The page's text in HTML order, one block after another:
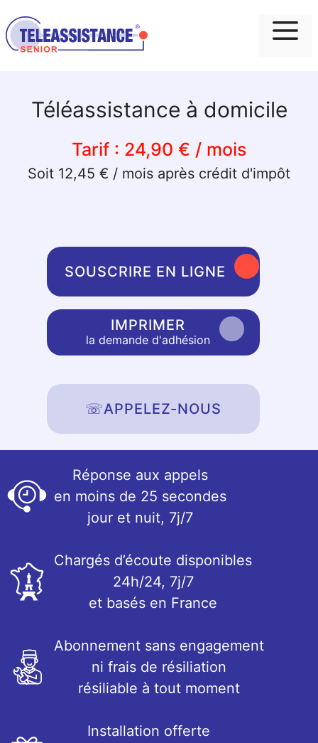
Téléassistance à domicile
Tarif : 24,90 € / mois
Soit 12,45 € / mois après crédit d'impôt
SOUSCRIRE EN LIGNE
IMPRIMER
la demande d'adhésion
☏APPELEZ-NOUS
Réponse aux appels
en moins de 25 secondes
jour et nuit, 7j/7
Chargés d’écoute disponibles
24h/24, 7j/7
et basés en France
Abonnement sans engagement
ni frais de résiliation
résiliable à tout moment
Installation offerte